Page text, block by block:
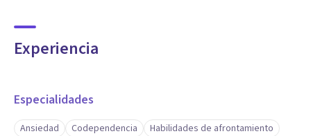
Experiencia
Especialidades
Ansiedad Codependencia
Habilidades de afrontamiento